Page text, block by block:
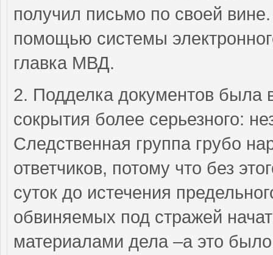
получил письмо по своей
помощью системы
главка МВД.
2. Подделка документов
сокрытия более серьезного:
Следственная группа грубо
ответчиков, потому что без
суток до истечения
обвиняемых под стражей
материалами дела –а это